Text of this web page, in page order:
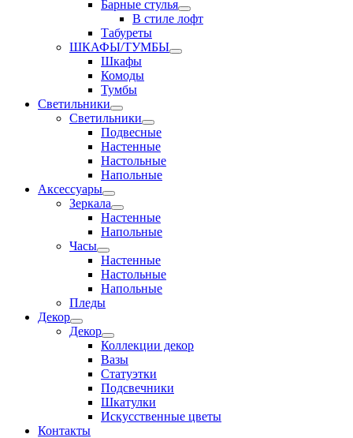
Барные стулья
В стиле лофт
Табуреты
ШКАФЫ/ТУМБЫ
Шкафы
Комоды
Тумбы
Светильники
Светильники
Подвесные
Настенные
Настольные
Напольные
Аксессуары
Зеркала
Настенные
Напольные
Часы
Настенные
Настольные
Напольные
Пледы
Декор
Декор
Коллекции декор
Вазы
Статуэтки
Подсвечники
Шкатулки
Искусственные цветы
Контакты